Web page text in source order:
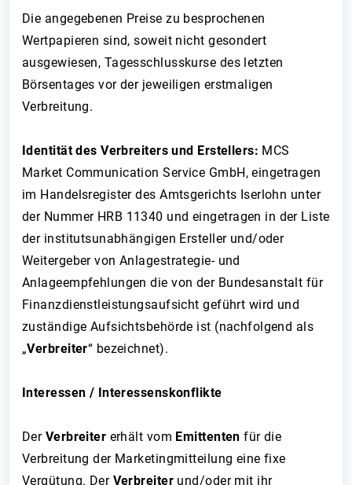
Die angegebenen Preise zu besprochenen
Wertpapieren sind, soweit nicht gesondert
ausgewiesen, Tagesschlusskurse des letzten
Börsentages vor der jeweiligen erstmaligen
Verbreitung.
Identität des Verbreiters und Erstellers: MCS
Market Communication Service GmbH, eingetragen
im Handelsregister des Amtsgerichts Iserlohn unter
der Nummer HRB 11340 und eingetragen in der Liste
der institutsunabhängigen Ersteller und/oder
Weitergeber von Anlagestrategie- und
Anlageempfehlungen die von der Bundesanstalt für
Finanzdienstleistungsaufsicht geführt wird und
zuständige Aufsichtsbehörde ist (nachfolgend als
„Verbreiter“ bezeichnet).
Interessen / Interessenskonflikte
Der Verbreiter erhält vom Emittenten für die
Verbreitung der Marketingmitteilung eine fixe
Vergütung. Der Verbreiter und/oder mit ihr